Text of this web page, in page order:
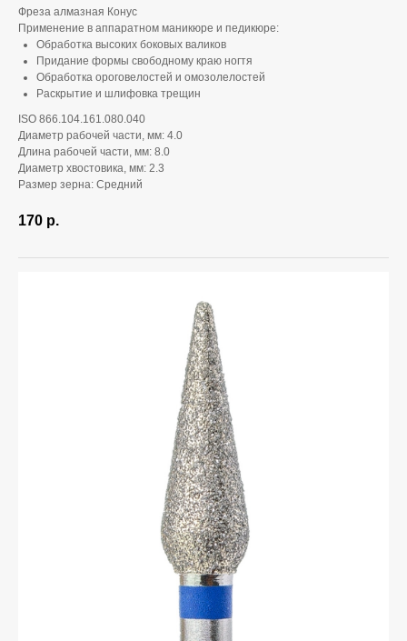
Фреза алмазная Конус
Применение в аппаратном маникюре и педикюре:
Обработка высоких боковых валиков
Придание формы свободному краю ногтя
Обработка ороговелостей и омозолелостей
Раскрытие и шлифовка трещин
ISO 866.104.161.080.040
Диаметр рабочей части, мм: 4.0
Длина рабочей части, мм: 8.0
Диаметр хвостовика, мм: 2.3
Размер зерна: Средний
170 р.